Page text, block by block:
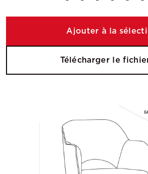
Ajouter à la
Télécharger le